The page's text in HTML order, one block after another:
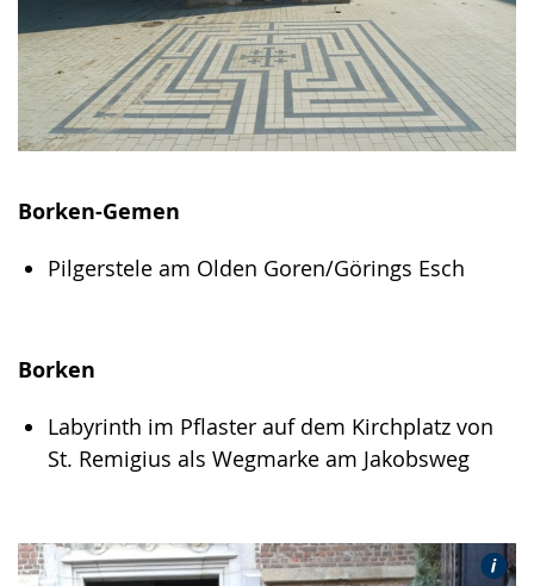
Borken-Gemen
Pilgerstele am Olden Goren/Görings Esch
Borken
Labyrinth im Pflaster auf dem Kirchplatz von
St. Remigius als Wegmarke am Jakobsweg